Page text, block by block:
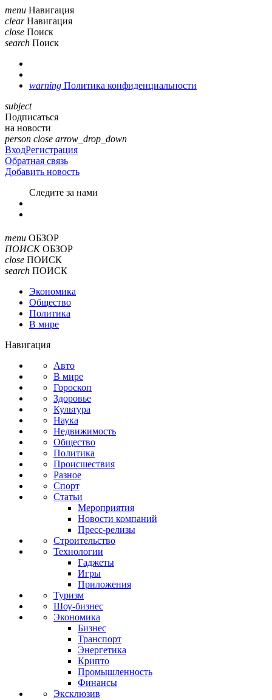
menu Навигация
clear Навигация
close Поиск
search Поиск
warning Политика конфиденциальности
subject
Подписаться
на новости
person close arrow_drop_down
ВходРегистрация
Обратная связь
Добавить новость
Cледите за нами
menu ОБЗОР
ПОИСК ОБЗОР
close ПОИСК
search ПОИСК
Экономика
Общество
Политика
В мире
Навигация
Авто
В мире
Гороскоп
Здоровье
Культура
Наука
Недвижимость
Общество
Политика
Происшествия
Разное
Спорт
Статьи
Мероприятия
Новости компаний
Пресс-релизы
Строительство
Технологии
Гаджеты
Игры
Приложения
Туризм
Шоу-бизнес
Экономика
Бизнес
Транспорт
Энергетика
Крипто
Промышленность
Финансы
Эксклюзив